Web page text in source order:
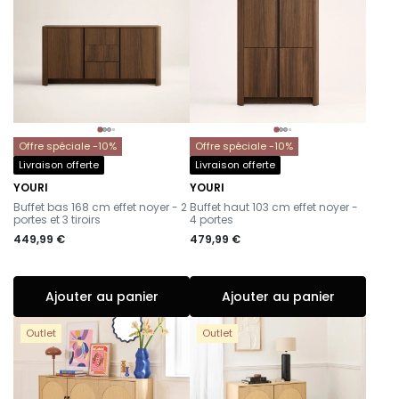
Offre spéciale -10%
Livraison offerte
YOURI
-
Buffet bas 168 cm effet noyer - 2
portes et 3 tiroirs
449,99 €
Ajouter au panier
Offre spéciale -10%
Livraison offerte
YOURI
-
Buffet haut 103 cm effet noyer -
4 portes
479,99 €
Ajouter au panier
Outlet Outlet